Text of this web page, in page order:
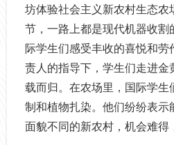
坊体验社会主义新农村生态农
节，一路上都是现代机器收割
际学生们感受丰收的喜悦和劳
责人的指导下，学生们走进金
载而归。在农场里，国际学生
制和植物扎染。他们纷纷表示
面貌不同的新农村，机会难得